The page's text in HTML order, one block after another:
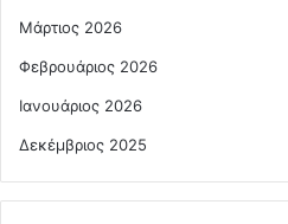
Μάρτιος 2026
Φεβρουάριος 2026
Ιανουάριος 2026
Δεκέμβριος 2025